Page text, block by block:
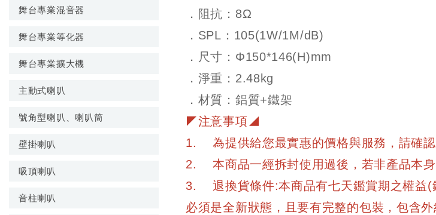
舞台專業混音器
舞台專業等化器
舞台專業擴大機
主動式喇叭
號角型喇叭、喇叭筒
壁掛喇叭
吸頂喇叭
音柱喇叭
．阻抗 ： 8Ω
．SPL ： 105(1W/1M/dB)
．尺寸 ： Φ150*146(H)mm
．淨重 ： 2.48kg
．材質 ： 鋁質+鐵架
◤注意事項◢
1. 為提供給您最實惠的價格與服務，請確認
2. 本商品一經拆封使用過後，若非產品本
3. 退換貨條件:本商品有七天鑑賞期之權益(
必須是全新狀態，且要有完整的包裝，包含